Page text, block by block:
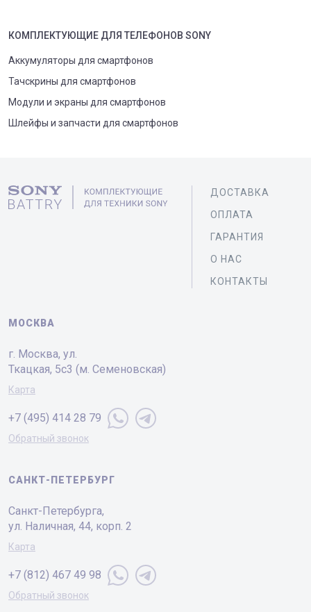
КОМПЛЕКТУЮЩИЕ ДЛЯ ТЕЛЕФОНОВ SONY
Аккумуляторы для смартфонов
Тачскрины для смартфонов
Модули и экраны для смартфонов
Шлейфы и запчасти для смартфонов
ДОСТАВКА
ОПЛАТА
ГАРАНТИЯ
О НАС
КОНТАКТЫ
МОСКВА
г. Москва, ул.
Ткацкая, 5с3 (м. Семеновская)
Карта
+7 (495) 414 28 79
Обратный звонок
САНКТ-ПЕТЕРБУРГ
Санкт-Петербургa,
ул. Наличная, 44, корп. 2
Карта
+7 (812) 467 49 98
Обратный звонок